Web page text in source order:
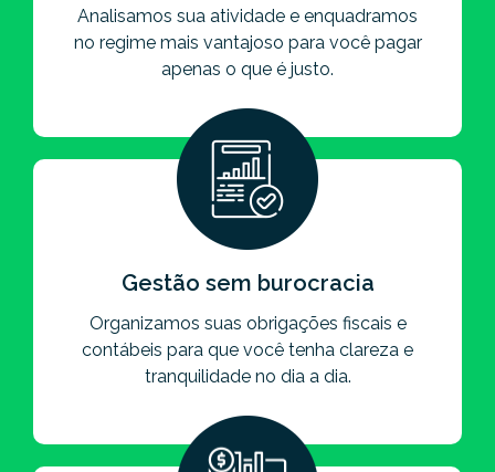
Analisamos sua atividade e enquadramos
no regime mais vantajoso para você pagar
apenas o que é justo.
Gestão sem burocracia
Organizamos suas obrigações fiscais e
contábeis para que você tenha clareza e
tranquilidade no dia a dia.